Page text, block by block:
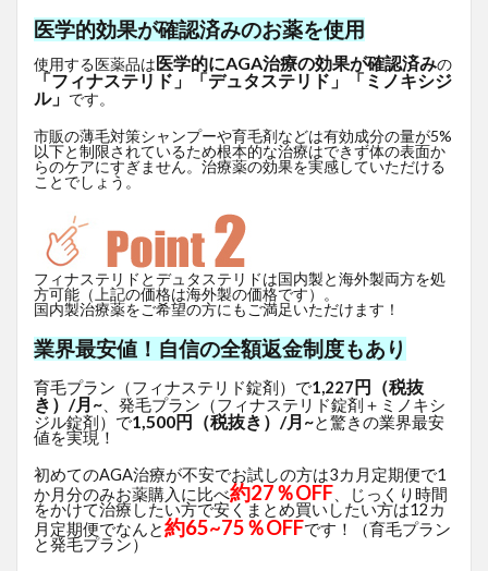
医学的効果が確認済みのお薬を使用
使用する医薬品は医学的にAGA治療の効果が確認済みの
「フィナステリド」「デュタステリド」「ミノキシジ
ル」 です。
市販の薄毛対策シャンプーや育毛剤などは有効成分の量が5%
以下と制限されているため根本的な治療はできず体の表面か
らのケアにすぎません。治療薬の効果を実感していただける
ことでしょう。
フィナステリドとデュタステリドは国内製と海外製両方を処
方可能（上記の価格は海外製の価格です）。
国内製治療薬をご希望の方にもご満足いただけます！
業界最安値！自信の全額返金制度もあり
育毛プラン（フィナステリド錠剤）で1,227円（税抜
き）/月~ 、発毛プラン（フィナステリド錠剤＋ミノキシ
ジル錠剤）で1,500円（税抜き）/月~と驚きの業界最安
値を実現！
初めてのAGA治療が不安でお試しの方は3カ月定期便で1
か月分のみお薬購入に比べ約27％OFF 、じっくり時間
をかけて治療したい方で安くまとめ買いしたい方は12カ
月定期便でなんと約65~75％OFFです！（育毛プラン
と発毛プラン）